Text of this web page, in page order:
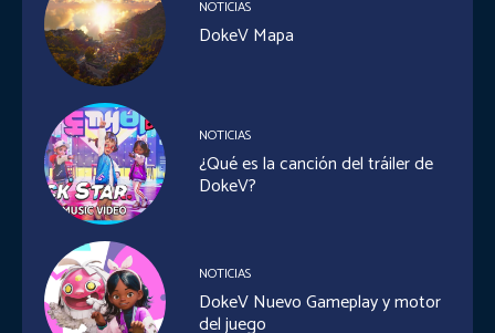
NOTICIAS
DokeV Mapa
NOTICIAS
¿Qué es la canción del tráiler de
DokeV?
NOTICIAS
DokeV Nuevo Gameplay y motor
del juego